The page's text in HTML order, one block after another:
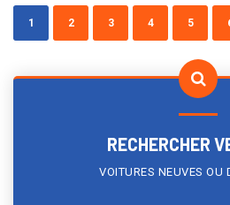
1 2 3 4 5
RECHERCHER
VOITURES NEUVES OU